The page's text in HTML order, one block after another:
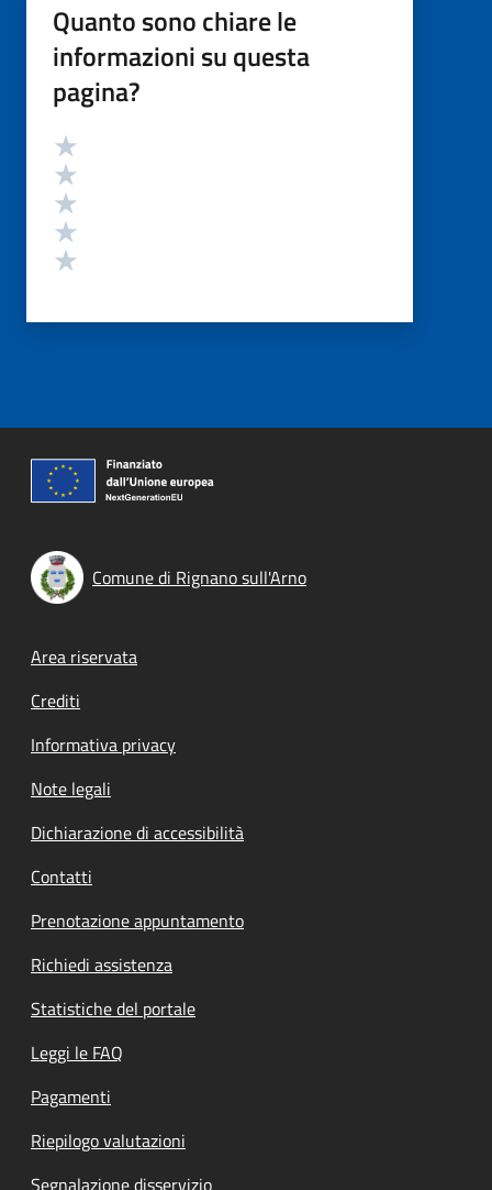
Quanto sono chiare le
informazioni su questa
pagina?
Valutazione
Comune di Rignano sull'Arno
Footer menu
Area riservata
Crediti
Informativa privacy
Note legali
Dichiarazione di accessibilità
Contatti
Prenotazione appuntamento
Richiedi assistenza
Statistiche del portale
Leggi le FAQ
Pagamenti
Riepilogo valutazioni